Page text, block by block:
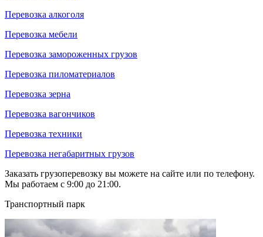
Перевозка алкоголя
Перевозка мебели
Перевозка замороженных грузов
Перевозка пиломатериалов
Перевозка зерна
Перевозка вагончиков
Перевозка техники
Перевозка негабаритных грузов
Заказать грузоперевозку вы можете на сайте или по телефону.
Мы работаем с 9:00 до 21:00.
Транспортный парк